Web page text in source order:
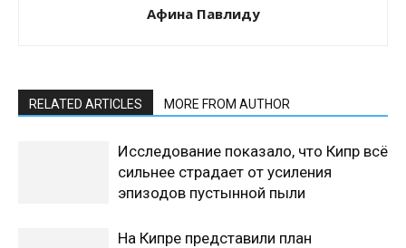
Афина Павлиду
RELATED ARTICLES MORE FROM AUTHOR
Исследование показало, что Кипр всё
сильнее страдает от усиления
эпизодов пустынной пыли
На Кипре представили план